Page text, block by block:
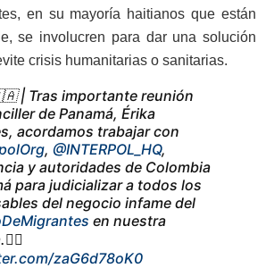
en su mayoría haitianos que están
se involucren para dar una solución
crisis humanitarias o sanitarias.
| Tras importante reunión
de Panamá, Érika
acordamos trabajar con
, @INTERPOL_HQ,
y autoridades de Colombia
para judicializar a todos los
del negocio infame del
en nuestra
zaG6d78oK0